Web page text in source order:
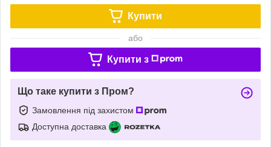
Купити
або
Купити з
Що таке купити з Пром?
Замовлення під захистом
Доступна доставка